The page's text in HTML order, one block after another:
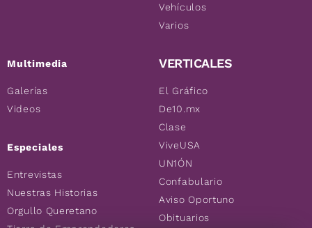
Multimedia
Galerías
Videos
Especiales
Entrevistas
Nuestras Historias
Orgullo Queretano
Vehículos
Varios
VERTICALES
El Gráfico
De10.mx
Clase
ViveUSA
UN1ÓN
Confabulario
Aviso Oportuno
Obituarios